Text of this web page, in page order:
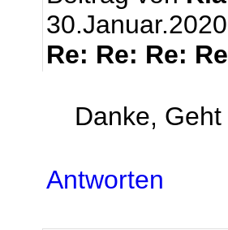
Re: Re: Re:
Danke,
Antworten